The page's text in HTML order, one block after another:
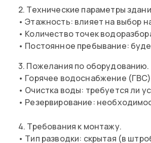
2. Технические параметры
• Этажность: влияет на выбор
• Количество точек
• Постоянное пребывание:
3. Пожелания по оборудованию.
• Горячее водоснабжение
• Очистка воды: требуется ли
• Резервирование:
4. Требования к монтажу.
• Тип разводки: скрытая (в